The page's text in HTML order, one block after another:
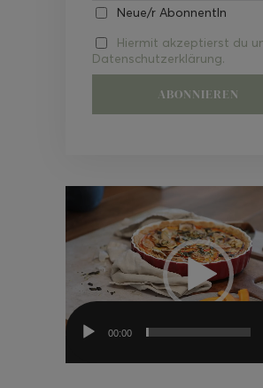
Neue/r AbonnentIn
Hiermit akzeptierst du
Datenschutzerklärung.
Video-
00:00